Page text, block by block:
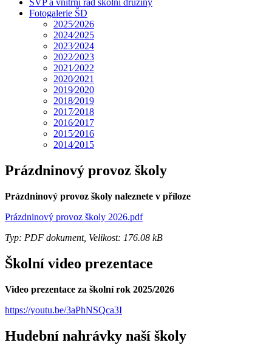
ŠVP a vnitřní řád školní družiny
Fotogalerie ŠD
2025⁄2026
2024⁄2025
2023⁄2024
2022⁄2023
2021⁄2022
2020⁄2021
2019⁄2020
2018⁄2019
2017⁄2018
2016⁄2017
2015⁄2016
2014⁄2015
Prázdninový provoz školy
Prázdninový provoz školy naleznete v příloze
Prázdninový provoz školy 2026.pdf
Typ: PDF dokument, Velikost: 176.08 kB
Školní video prezentace
Video prezentace za školní rok 2025/2026
https://youtu.be/3aPhNSQca3I
Hudební nahrávky naší školy